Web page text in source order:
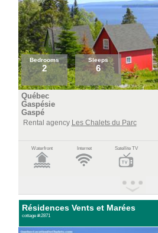
Bedrooms
2
Sleeps
6
Québec
Gaspésie
Gaspé
Rental agency Les Chalets du Parc
Waterfront Internet Satellite TV
Résidences Vents et Marées
cottage #:2871